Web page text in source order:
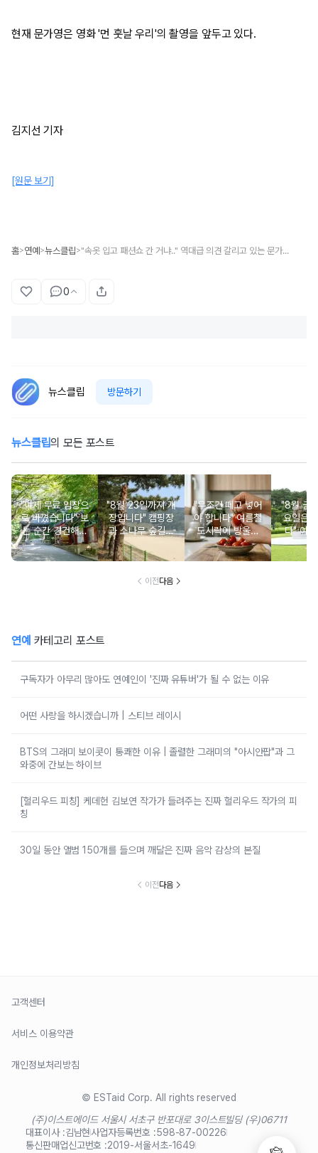
현재 문가영은 영화 '먼 훗날 우리'의 촬영을 앞두고 있다.
김지선 기자
[원문 보기]
홈>연예 >뉴스클립> "속옷 입고 패션쇼 간 거냐.." 역대급 의견 갈리고 있는 문가영 '전신 란제리' 드레스 비주얼
0
뉴스클립 방문하기
뉴스클립의 모든 포스트
"이제 무료 입장으
로 바꼈습니다" 보
는 순간 경건해지
고 마음이 편안해
지는 사찰 여행지
"8월 23일까지 개
장입니다" 캠핑장
과 소나무 숲길이
붙어있는 조용한
남해 해수욕장
"무조건 떼고 넣어
야 합니다" 여름철
도시락에 방울토
마토 꼭지 그대로
넣으면 생기는 일
"8월 금
요일은
다" 이
무료로
한 의미
이전다음
연예 카테고리 포스트
구독자가 아무리 많아도 연예인이 '진짜 유튜버'가 될 수 없는 이유
어떤 사랑을 하시겠습니까 | 스티브 레이시
BTS의 그래미 보이콧이 통쾌한 이유 | 졸렬한 그래미의 "아시안팝"과 그
와중에 간보는 하이브
[헐리우드 피칭] 케데헌 김보연 작가가 들려주는 진짜 헐리우드 작가의 피
칭
30일 동안 앨범 150개를 들으며 깨달은 진짜 음악 감상의 본질
이전다음
고객센터
서비스 이용약관
개인정보처리방침
© ESTaid Corp. All rights reserved
(주)이스트에이드 서울시 서초구 반포대로 3이스트빌딩 (우)06711
대표이사 :김남현사업자등록번호 :598-87-00226
통신판매업신고번호 :2019-서울서초-1649